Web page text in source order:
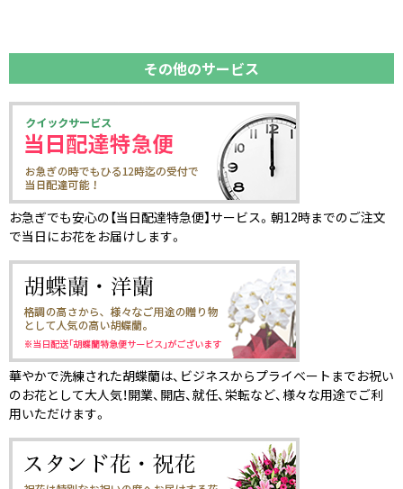
その他のサービス
お急ぎでも安心の【当日配達特急便】サービス。朝12時までのご注文
で当日にお花をお届けします。
華やかで洗練された胡蝶蘭は、ビジネスからプライベートまでお祝い
のお花として大人気！開業、開店、就任、栄転など、様々な用途でご利
用いただけます。